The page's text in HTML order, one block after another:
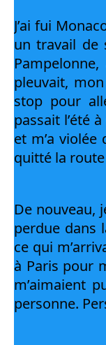
J’ai fui
un travail de
pleuvait,
stop pour
passait l’été
et m’a
quitté la
De nouveau,
perdue dans
ce qui
à Paris pour
m’aimaient
personne.